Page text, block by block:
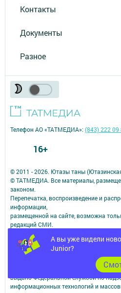
Контакты
Документы
Разное
А вы уже видели
Junior?
© 2011 - 2026. Ютазы таны
© ТАТМЕДИА. Все материалы,
законом.
Перепечатка, воспроизведение и
информации,
размещенной на сайте, возможна
редакций СМИ.
При поддержке Республиканского
коммуникациям.
Наименование СМИ: Ютазы таны
№ свидетельства о регистрации СМИ,
выдано Федеральной службой по
информационных технологий и
Телефон АО «ТАТМЕДИА»:(843) 222 09
16+